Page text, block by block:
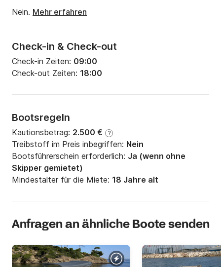
Check-in & Check-out
Check-in Zeiten: 09:00
Check-out Zeiten: 18:00
Bootsregeln
Kautionsbetrag: 2.500 € ?
Treibstoff im Preis inbegriffen: Nein
Bootsführerschein erforderlich: Ja (wenn ohne
Skipper gemietet)
Mindestalter für die Miete: 18 Jahre alt
Nein. Mehr erfahren
Anfragen an ähnliche Boote senden